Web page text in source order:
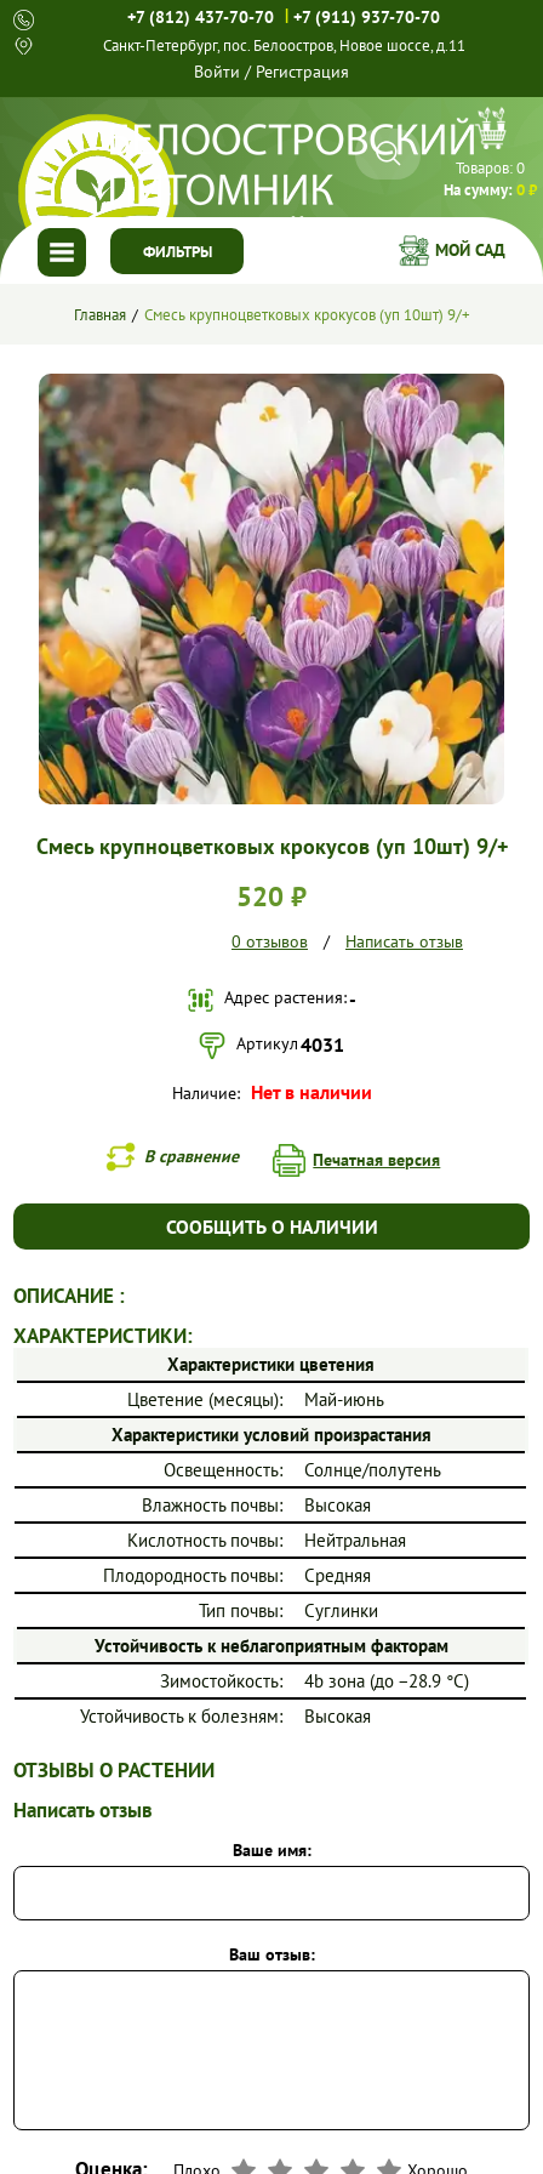
+7 (812) 437-70-70 | +7 (911) 937-70-70
Санкт-Петербург, пос. Белоостров, Новое шоссе, д.11
Войти / Регистрация
Товаров:0
На сумму:0 ₽
ФИЛЬТРЫ
ГЛАВНАЯ
КАТАЛОГ
СПЕЦПРЕДЛОЖЕНИЯ
ГОТОВЫЕ РЕШЕНИЯ
О НАС
УСЛОВИЯ РАБОТЫ
КОНТАКТЫ
МОЙ САД
Главная Смесь крупноцветковых крокусов (уп 10шт) 9/+
Смесь крупноцветковых крокусов (уп 10шт) 9/+
520 ₽
0 отзывов / Написать отзыв
Адрес растения:-
Артикул4031
Наличие: Нет в наличии
В сравнение Печатная версия
СООБЩИТЬ О НАЛИЧИИ
ОПИСАНИЕ :
ХАРАКТЕРИСТИКИ:
Характеристики цветения
Цветение (месяцы):
Май-июнь
Характеристики условий произрастания
Освещенность:
Солнце/полутень
Влажность почвы:
Высокая
Кислотность почвы:
Нейтральная
Плодородность почвы:
Средняя
Тип почвы:
Суглинки
Устойчивость к неблагоприятным факторам
Зимостойкость:
4b зона (до −28.9 °C)
Устойчивость к болезням:
Высокая
ОТЗЫВЫ О РАСТЕНИИ
Написать отзыв
Ваше имя:
Ваш отзыв: